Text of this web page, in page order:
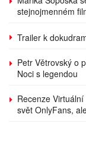
stejnojmenném
Trailer k
Petr Větrovský o
Noci s legendou
Recenze
svět OnlyFans,